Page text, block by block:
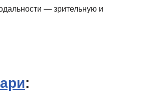
— зрительную и
: